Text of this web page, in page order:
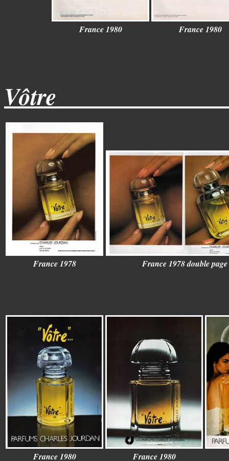
France 1980 France 1980
France 1978 France 1978 double page
France 1980 France 1980